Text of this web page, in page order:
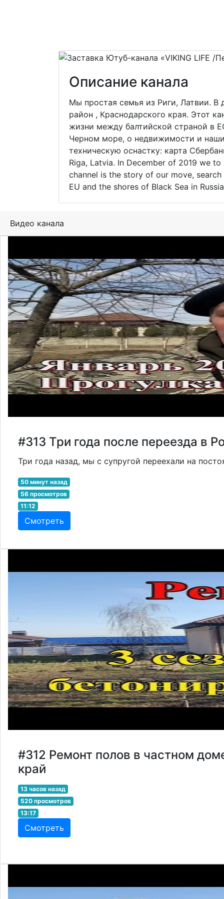
Описание канала
Мы простая семья из Риги, Латвии. В
район , Краснодарского края. Этот
жизни между балтийской страной в
Черном море, о недвижимости и
техническую оснастку: карта
Riga, Latvia. In December of 2019 we
channel is the story of our move,
EU and the shores of Black Sea in
Видео канала
#313 Три года после переезда в
Три года назад, мы с супругой переехали на
50 минут назад
56 просмотров
11:12
Смотреть
#312 Ремонт полов в частном
край
13 часов назад
520 просмотров
13:17
Смотреть